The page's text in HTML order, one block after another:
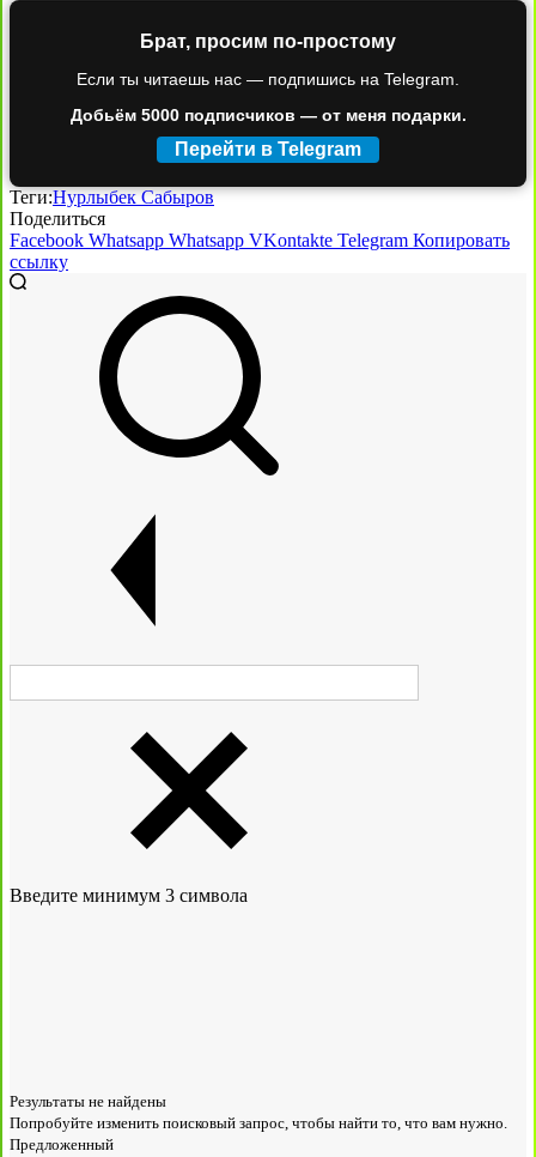
Брат, просим по-простому
Если ты читаешь нас — подпишись на Telegram.
Добьём 5000 подписчиков — от меня подарки.
Перейти в Telegram
Теги:Нурлыбек Сабыров
Поделиться
Facebook Whatsapp Whatsapp VKontakte Telegram Копировать
ссылку
Введите минимум 3 символа
Результаты не найдены
Попробуйте изменить поисковый запрос, чтобы найти то, что вам нужно.
Предложенный